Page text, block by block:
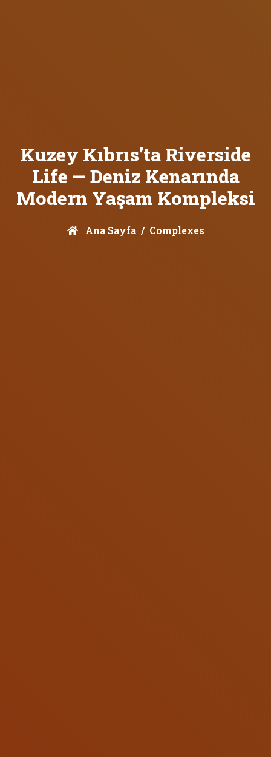
Kuzey Kıbrıs’ta Riverside
Life — Deniz Kenarında
Modern Yaşam Kompleksi
Ana Sayfa Complexes